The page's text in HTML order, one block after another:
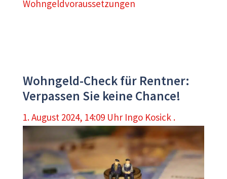
Wohngeldvoraussetzungen
Wohngeld-Check für Rentner:
Verpassen Sie keine Chance!
1. August 2024, 14:09 Uhr Ingo Kosick .